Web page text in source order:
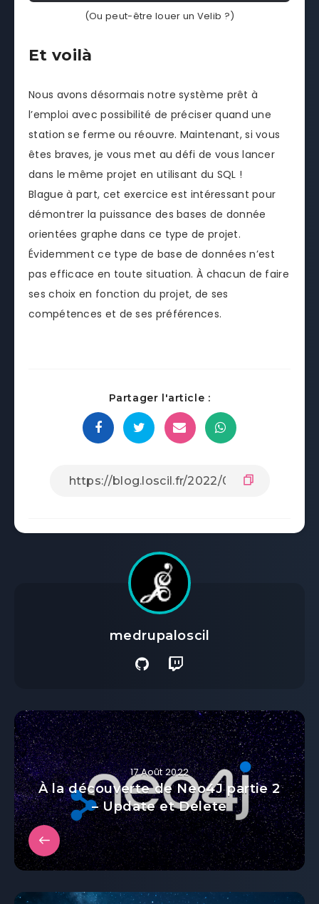
(Ou peut-être louer un Velib ?)
Et voilà
Nous avons désormais notre système prêt à
l’emploi avec possibilité de préciser quand une
station se ferme ou réouvre. Maintenant, si vous
êtes braves, je vous met au défi de vous lancer
dans le même projet en utilisant du SQL !
Blague à part, cet exercice est intéressant pour
démontrer la puissance des bases de donnée
orientées graphe dans ce type de projet.
Évidemment ce type de base de données n’est
pas efficace en toute situation. À chacun de faire
ses choix en fonction du projet, de ses
compétences et de ses préférences.
Partager l'article :
medrupaloscil
17 Août 2022
À la découverte de Neo4J partie 2
– Update et Delete